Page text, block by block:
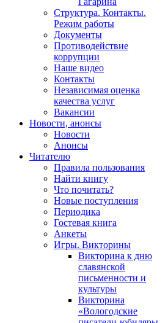
Структура. Контакты.
Режим работы
Документы
Противодействие
коррупции
Наше видео
Контакты
Независимая оценка
качества услуг
Вакансии
Новости, анонсы
Новости
Анонсы
Читателю
Правила пользования
Найти книгу
Что почитать?
Новые поступления
Периодика
Гостевая книга
Анкеты
Игры. Викторины
Викторина к дню
славянской
письменности и
культуры
Викторина
«Вологодские